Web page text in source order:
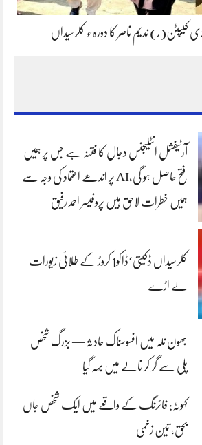
کیپٹن(ر) ندیم ناصر کا دورہء کلرسیداں
آرٹیفشل انٹلیجنس دجال کا فتنہ ہے جس پر ہمیں
فتح حاصل ہو گی،AI پر اندھے اعتماد کی وجہ سے
ہمیں خطرات لاحق ہیں پروفیسر احمد رفیق
کلرسیداں ڈکیتی‘ڈاکو1 کروڑ کے طلائی زیورات
لے اڑے
بھون نلہ میں افسوسناک حادثہ — بزرگ شخص
پلی سے گر کر نالے میں بہہ گیا
کہوٹہ: فائرنگ کے واقعے میں ایک شخص جاں
بحق، تین زخمی